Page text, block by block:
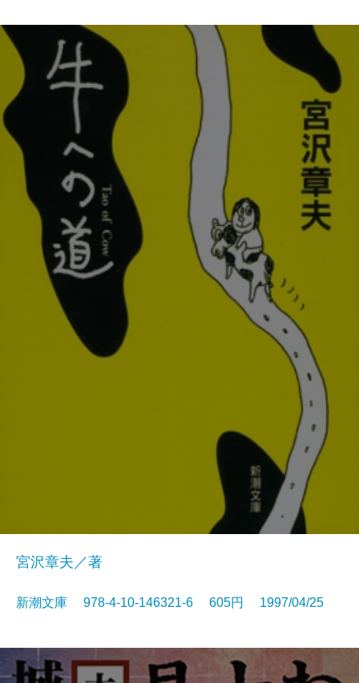
宮沢章夫／著
新潮文庫 978-4-10-146321-6 605円 1997/04/25